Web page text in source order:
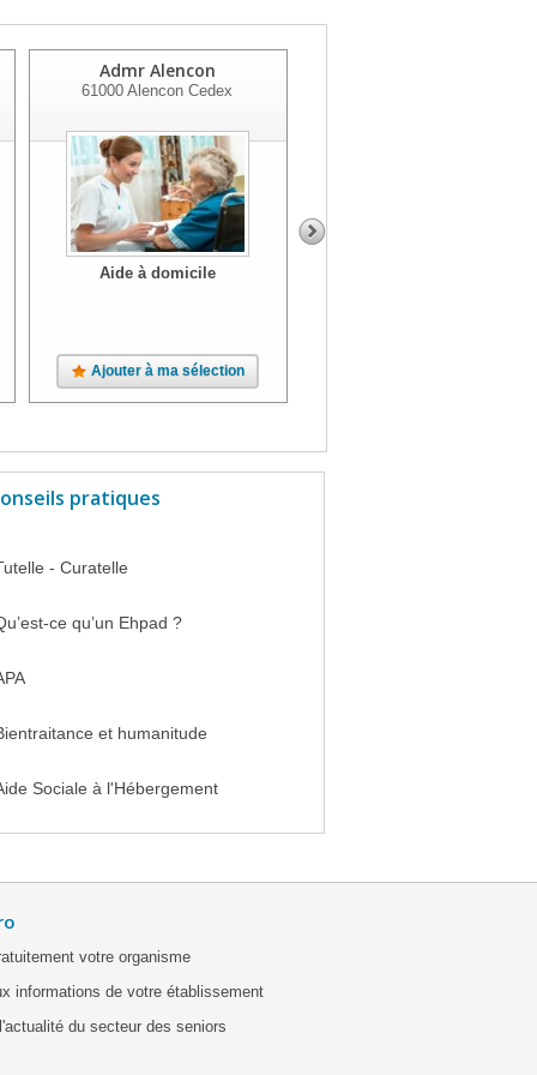
Admr Alencon
61000 Alencon Cedex
Aide à domicile
Ajouter à ma sélection
pratiques
- Curatelle
ce qu’un Ehpad ?
et humanitude
Sociale à l'Hébergement
votre organisme
informations de votre établissement
du secteur des seniors